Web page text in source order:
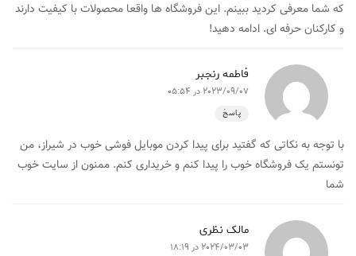
که شما معرفی کردید ببینم. این فروشگاه ها واقعا محصولات با کیفیت دارند
و کارکنان حرفه ای. ادامه دهید!
فاطمه رنجبر
2023/09/07 در 05:54
پاسخ
با توجه به نکاتی که گفتید برای پیدا کردن موبایل فوشی خوب در شیراز، من
تونستم یک فروشگاه خوب را پیدا کنم و خریداری کنم. ممنون از سایت خوب
شما
مالک نظری
2024/03/03 در 18:19